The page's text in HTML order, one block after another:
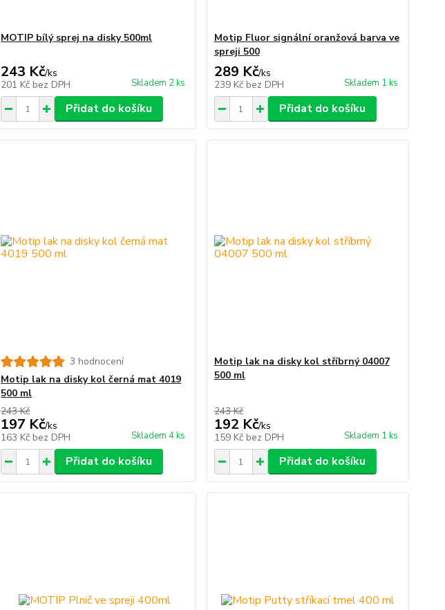
MOTIP bílý sprej na disky 500ml
243 Kč/ks
201 Kč bez DPH Skladem 2 ks
Přidat do košíku
Motip Fluor signální oranžová barva ve
spreji 500
289 Kč/ks
239 Kč bez DPH Skladem 1 ks
Přidat do košíku
3 hodnocení
Motip lak na disky kol černá mat 4019
500 ml
243 Kč
197 Kč/ks
163 Kč bez DPH Skladem 4 ks
Přidat do košíku
Motip lak na disky kol stříbrný 04007
500 ml
243 Kč
192 Kč/ks
159 Kč bez DPH Skladem 1 ks
Přidat do košíku